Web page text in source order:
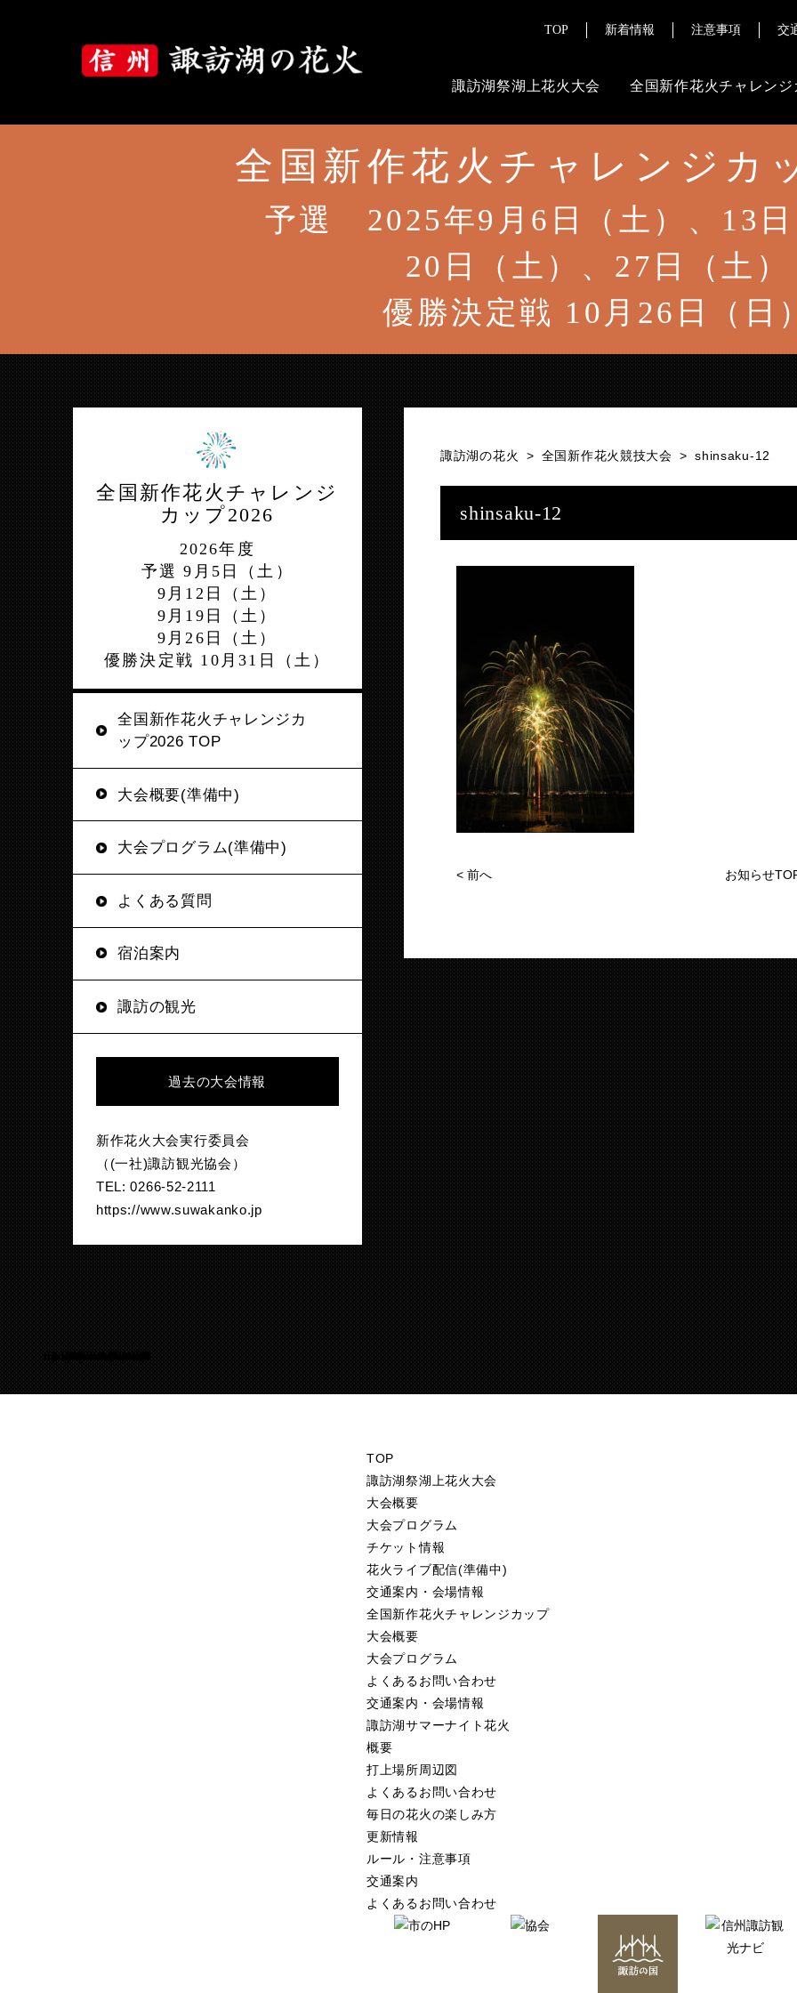
TOP 新着情報 注意事項 交
諏訪湖祭湖上花火大会
大会について
大会プログラム
ご来場にあたって
チケット販売情報
交通案内
注意事項
その
報道・メデ
全国新作花火チャレンジ
全国新作花火チャレンジカ
予選 2025年9月6日（土）、13
20日（土）、27日（土）
優勝決定戦 10月26日（日
諏訪湖の花火 > 全国新作花火競技大会 >shinsaku-12
shinsaku-12
< 前へ お知らせ
全国新作花火チャレンジ
カップ2026
2026年度
予選 9月5日（土）
9月12日（土）
9月19日（土）
9月26日（土）
優勝決定戦 10月31日（土）
全国新作花火チャレンジカ
ップ2026 TOP
大会概要(準備中)
大会プログラム(準備中)
よくある質問
宿泊案内
諏訪の観光
過去の大会情報
新作花火大会実行委員会
（(一社)諏訪観光協会）
TEL: 0266-52-2111
https://www.suwakanko.jp
Warning/home/suwakohanabi/suwako-hanabi.com/public_html/test.suwako-hanabi.com/wp-content/themes/suwako-hanabi_2018/footer.php50
TOP
諏訪湖祭湖上花火大会
大会概要
大会プログラム
チケット情報
花火ライブ配信(準備中)
交通案内・会場情報
全国新作花火チャレンジカップ
大会概要
大会プログラム
よくあるお問い合わせ
交通案内・会場情報
諏訪湖サマーナイト花火
概要
打上場所周辺図
よくあるお問い合わせ
毎日の花火の楽しみ方
更新情報
ルール・注意事項
交通案内
よくあるお問い合わせ